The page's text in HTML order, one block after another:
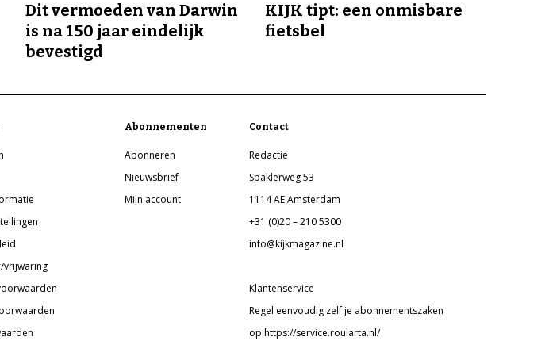
Dit vermoeden van Darwin
is na 150 jaar eindelijk
bevestigd
KIJK tipt: een onmisbare
fietsbel
vrijwaring
Abonnementen
Abonneren
Nieuwsbrief
Mijn account
Contact
Redactie
Spaklerweg 53
1114 AE Amsterdam
+31 (0)20 – 210 5300
info@kijkmagazine.nl
Klantenservice
Regel eenvoudig zelf je abonnementszaken
op https://service.roularta.nl/